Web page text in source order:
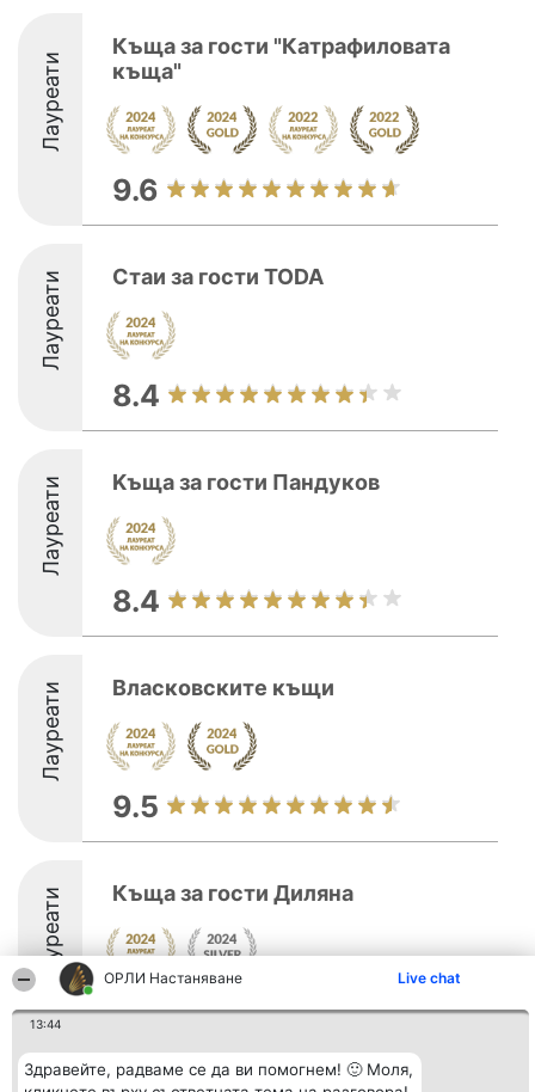
ОРЛИ Настаняване Live chat
13:44
Здравейте, радваме се да ви помогнем! 🙂 Моля,
Лауреати
Къща за гости "Катрафиловата
къща"
9.6
Лауреати Стаи за гости TODA
8.4
Лауреати Kъща за гости Пандуков
8.4
Лауреати Власковските къщи
9.5
Лауреати Къща за гости Диляна
8.8